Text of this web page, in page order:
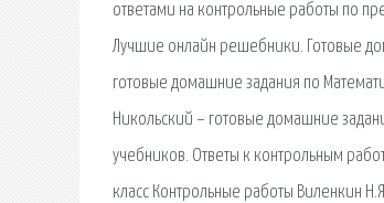
ответами на контрольные работы по
Лучшие онлайн решебники. Готовые
готовые домашние задания по
Никольский – готовые домашние
учебников. Ответы к контрольным
класс Контрольные работы Виленкин